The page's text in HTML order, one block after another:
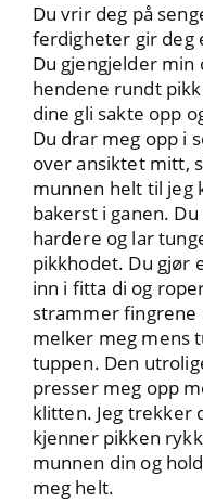
Du vrir deg på
ferdigheter gir deg
Du gjengjelder
hendene rundt
dine gli sakte opp
Du drar meg opp i
over ansiktet mitt,
munnen helt til jeg
bakerst i ganen.
hardere og lar
pikkhodet. Du gjør
inn i fitta di og
strammer fingrene
melker meg mens
tuppen. Den
presser meg opp
klitten. Jeg trekker
kjenner pikken
munnen din og
meg helt.